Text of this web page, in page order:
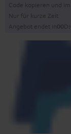
Code kopieren und
Nur für kurze Zeit
Angebot endet in00D: